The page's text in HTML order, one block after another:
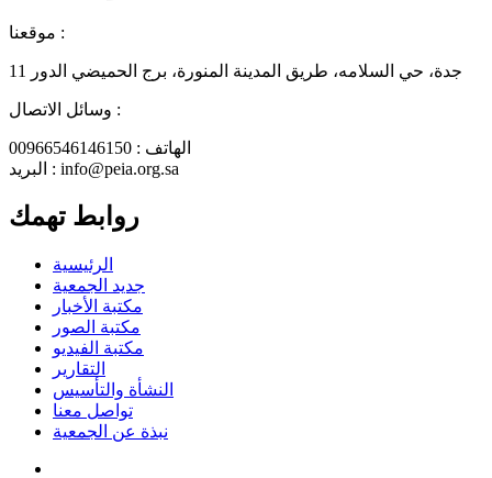
موقعنا :
جدة، حي السلامه، طريق المدينة المنورة، برج الحميضي الدور 11
وسائل الاتصال :
الهاتف : 00966546146150
البريد : info@peia.org.sa
روابط تهمك
الرئيسية
جديد الجمعية
مكتبة الأخبار
مكتبة الصور
مكتبة الفيديو
التقارير
النشأة والتأسيس
تواصل معنا
نبذة عن الجمعية